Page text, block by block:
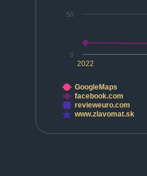
2022
0
50
GoogleMaps
facebook.com
revieweuro.com
www.zlavomat.sk